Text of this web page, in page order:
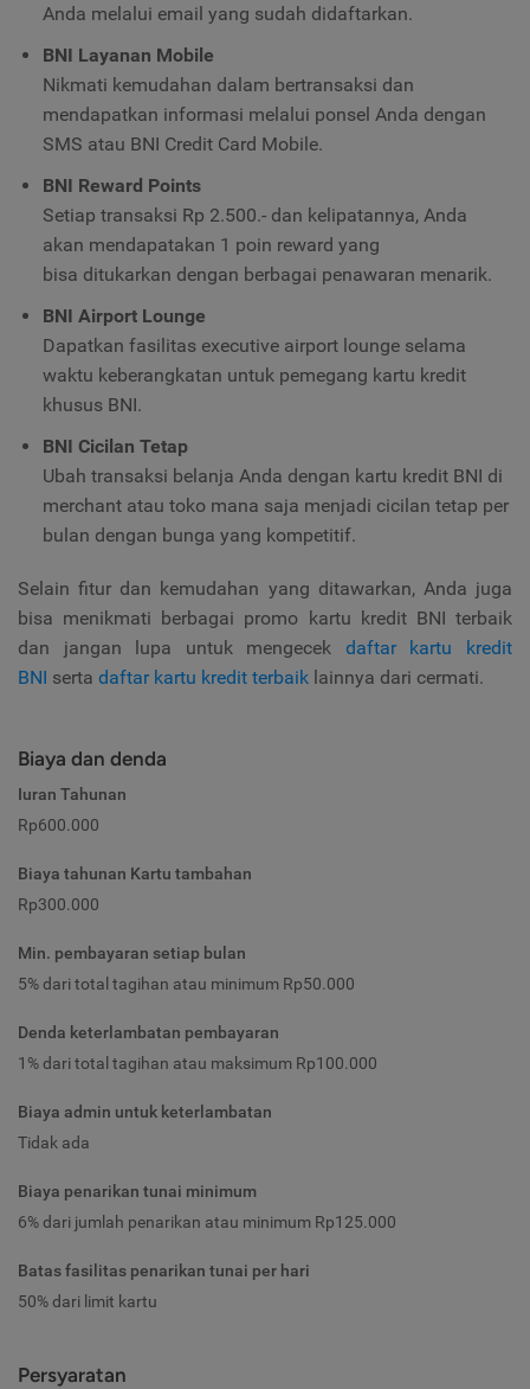
Anda melalui email yang sudah didaftarkan.
BNI Layanan Mobile
Nikmati kemudahan dalam bertransaksi dan
mendapatkan informasi melalui ponsel Anda dengan
SMS atau BNI Credit Card Mobile.
BNI Reward Points
Setiap transaksi Rp 2.500.- dan kelipatannya, Anda
akan mendapatakan 1 poin reward yang
bisa ditukarkan dengan berbagai penawaran menarik.
BNI Airport Lounge
Dapatkan fasilitas executive airport lounge selama
waktu keberangkatan untuk pemegang kartu kredit
khusus BNI.
BNI Cicilan Tetap
Ubah transaksi belanja Anda dengan kartu kredit BNI di
merchant atau toko mana saja menjadi cicilan tetap per
bulan dengan bunga yang kompetitif.
Selain fitur dan kemudahan yang ditawarkan, Anda juga
bisa menikmati berbagai promo kartu kredit BNI terbaik
dan jangan lupa untuk mengecek
daftar kartu kredit
BNI serta daftar kartu kredit terbaik lainnya dari cermati.
Biaya dan denda
Iuran Tahunan
Rp600.000
Biaya tahunan Kartu tambahan
Rp300.000
Min. pembayaran setiap bulan
5% dari total tagihan atau minimum Rp50.000
Denda keterlambatan pembayaran
1% dari total tagihan atau maksimum Rp100.000
Biaya admin untuk keterlambatan
Tidak ada
Biaya penarikan tunai minimum
6% dari jumlah penarikan atau minimum Rp125.000
Batas fasilitas penarikan tunai per hari
50% dari limit kartu
Persyaratan